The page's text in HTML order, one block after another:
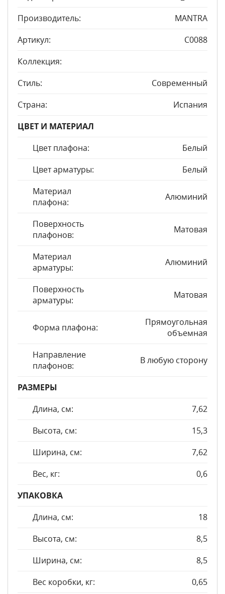
Производитель:
MANTRA
Артикул:
C0088
Коллекция:
Стиль:
Современный
Страна:
Испания
ЦВЕТ И МАТЕРИАЛ
Цвет плафона:
Белый
Цвет арматуры:
Белый
Материал
плафона:
Алюминий
Поверхность
плафонов:
Матовая
Материал
арматуры:
Алюминий
Поверхность
арматуры:
Матовая
Форма плафона:
Прямоугольная
объемная
Направление
плафонов:
В любую сторону
РАЗМЕРЫ
Длина, см:
7,62
Высота, см:
15,3
Ширина, см:
7,62
Вес, кг:
0,6
УПАКОВКА
Длина, см:
18
Высота, см:
8,5
Ширина, см:
8,5
Вес коробки, кг:
0,65